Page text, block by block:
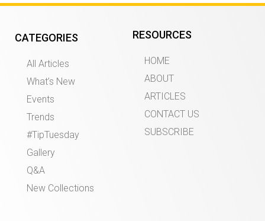
CATEGORIES
All Articles
What’s New
Events
Trends
#TipTuesday
Gallery
Q&A
New Collections
RESOURCES
HOME
ABOUT
ARTICLES
CONTACT US
SUBSCRIBE